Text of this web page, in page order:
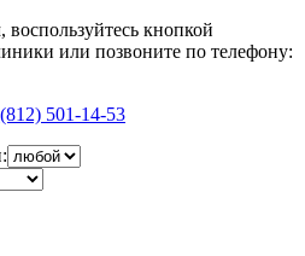
кнопкой
или позвоните по телефону:
501-14-53